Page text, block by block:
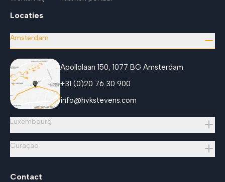
Locaties
Amsterdam
Apollolaan 150, 1077 BG Amsterdam
+31 (0)20 76 30 900
info@hvkstevens.com
Luxembourg
Curaçao
Contact